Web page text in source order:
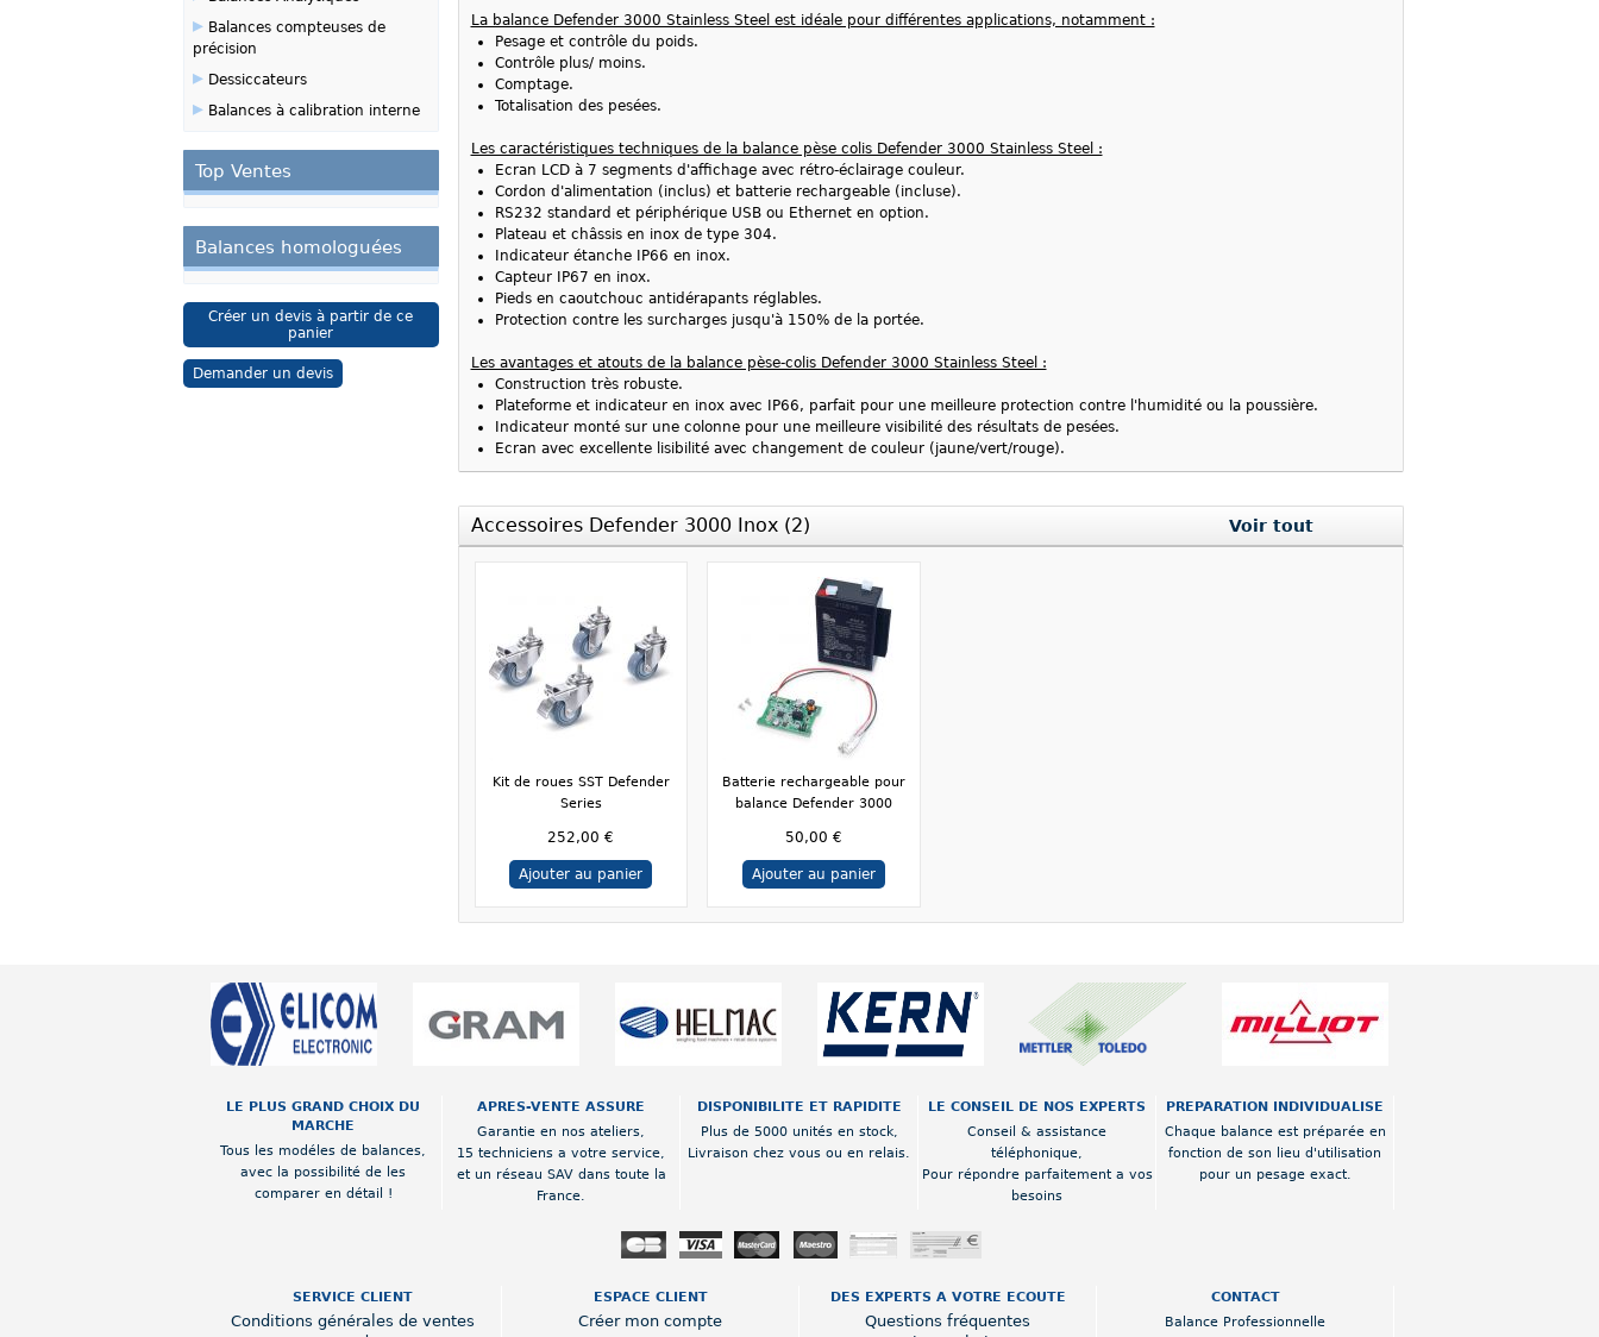
La balance Defender 3000 Stainless Steel est idéale pour différentes applications, notamment :
Pesage et contrôle du poids.
Contrôle plus/ moins.
Comptage.
Totalisation des pesées.
Les caractéristiques techniques de la balance pèse colis Defender 3000 Stainless Steel :
Ecran LCD à 7 segments d'affichage avec rétro-éclairage couleur.
Cordon d'alimentation (inclus) et batterie rechargeable (incluse).
RS232 standard et périphérique USB ou Ethernet en option.
Plateau et châssis en inox de type 304.
Indicateur étanche IP66 en inox.
Capteur IP67 en inox.
Pieds en caoutchouc antidérapants réglables.
Protection contre les surcharges jusqu'à 150% de la portée.
Les avantages et atouts de la balance pèse-colis Defender 3000 Stainless Steel :
Construction très robuste.
Plateforme et indicateur en inox avec IP66, parfait pour une meilleure protection contre l'humidité ou la poussière.
Indicateur monté sur une colonne pour une meilleure visibilité des résultats de pesées.
Ecran avec excellente lisibilité avec changement de couleur (jaune/vert/rouge).
Accessoires Defender 3000 Inox (2) Voir tout
Kit de roues SST Defender
Series
252,00 €
Ajouter au panier
Batterie rechargeable pour
balance Defender 3000
50,00 €
Ajouter au panier
▸Balances compteuses de
précision
▸Dessiccateurs
▸Balances à calibration interne
Top Ventes
Balances homologuées
Créer un devis à partir de ce
panier
Demander un devis
LE PLUS GRAND CHOIX DU
MARCHE
Tous les modéles de balances,
avec la possibilité de les
comparer en détail !
APRES-VENTE ASSURE
Garantie en nos ateliers,
15 techniciens a votre service,
et un réseau SAV dans toute la
France.
DISPONIBILITE ET RAPIDITE
Plus de 5000 unités en stock,
Livraison chez vous ou en relais.
LE CONSEIL DE NOS EXPERTS
Conseil & assistance
téléphonique,
Pour répondre parfaitement a vos
besoins
PREPARATION INDIVIDUALISE
Chaque balance est préparée en
fonction de son lieu d'utilisation
pour un pesage exact.
SERVICE CLIENT
Conditions générales de ventes
ESPACE CLIENT
Créer mon compte
DES EXPERTS A VOTRE ECOUTE
Questions fréquentes
CONTACT
Balance Professionnelle